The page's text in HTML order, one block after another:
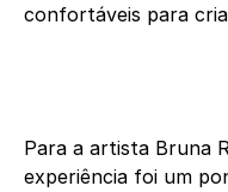
confortáveis para
Para a artista Bruna
experiência foi um